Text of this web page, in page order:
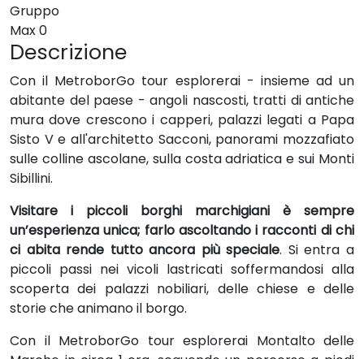
Gruppo
Max0
Descrizione
Con il MetroborGo tour esplorerai - insieme ad un
abitante del paese - angoli nascosti, tratti di antiche
mura dove crescono i capperi, palazzi legati a Papa
Sisto V e all'architetto Sacconi, panorami mozzafiato
sulle colline ascolane, sulla costa adriatica e sui Monti
Sibillini.
Visitare i piccoli borghi marchigiani è sempre
un’esperienza unica; farlo ascoltando i racconti di chi
ci abita rende tutto ancora più speciale. Si entra a
piccoli passi nei vicoli lastricati soffermandosi alla
scoperta dei palazzi nobiliari, delle chiese e delle
storie che animano il borgo.
Con il MetroborGo tour esplorerai Montalto delle